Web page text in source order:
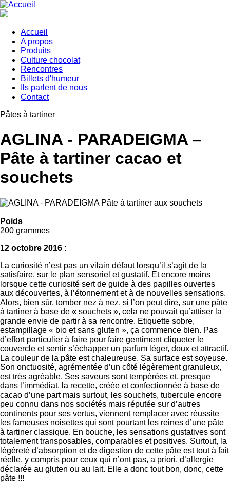
Aller
au
principal
Main
navigation
Accueil
A propos
Produits
Culture chocolat
Rencontres
Billets d'humeur
Ils parlent de nous
Contact
Pâtes à tartiner
AGLINA - PARADEIGMA –
Pâte à tartiner cacao et
souchets
Poids
200 grammes
12 octobre 2016 :
La curiosité n’est pas un vilain défaut lorsqu’il s’agit de la
satisfaire, sur le plan sensoriel et gustatif. Et encore moins
lorsque cette curiosité sert de guide à des papilles ouvertes
aux découvertes, à l’étonnement et à de nouvelles sensations.
Alors, bien sûr, tomber nez à nez, si l’on peut dire, sur une pâte
à tartiner à base de « souchets », cela ne pouvait qu’attiser la
grande envie de partir à sa rencontre. Etiquette sobre,
estampillage « bio et sans gluten », ça commence bien. Pas
d’effort particulier à faire pour faire gentiment cliqueter le
couvercle et sentir s’échapper un parfum léger, doux et attractif.
La couleur de la pâte est chaleureuse. Sa surface est soyeuse.
Son onctuosité, agrémentée d’un côté légèrement granuleux,
est très agréable. Ses saveurs sont tempérées et, presque
dans l’immédiat, la recette, créée et confectionnée à base de
cacao d’une part mais surtout, les souchets, tubercule encore
peu connu dans nos sociétés mais réputée sur d’autres
continents pour ses vertus, viennent remplacer avec réussite
les fameuses noisettes qui sont pourtant les reines d’une pâte
à tartiner classique. En bouche, les sensations gustatives sont
totalement transposables, comparables et positives. Surtout, la
légèreté d’absorption et de digestion de cette pâte est tout à fait
réelle, y compris pour ceux qui n’ont pas, a priori, d’allergie
déclarée au gluten ou au lait. Elle a donc tout bon, donc, cette
pâte !!!